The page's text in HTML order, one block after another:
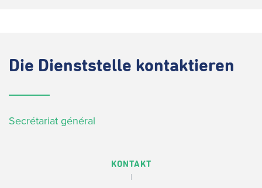
Die Dienststelle kontaktieren
Secrétariat général
KONTAKT